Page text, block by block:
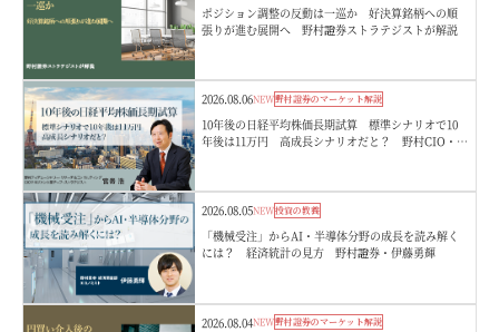
ポジション調整の反動は一巡か 好決算銘柄への順
張りが進む展開へ 野村證券ストラテジストが解説
2026.08.06NEW野村證券のマーケット解説
10年後の日経平均株価長期試算 標準シナリオで10
年後は11万円 高成長シナリオだと？ 野村CIO・宮
2026.08.05NEW投資の教養
「機械受注」からAI・半導体分野の成長を読み解く
には？ 経済統計の見方 野村證券・伊藤勇輝
2026.08.04NEW野村證券のマーケット解説